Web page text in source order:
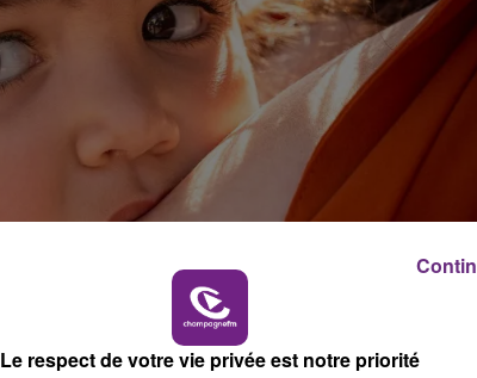
Le respect de votre vie privée est notre priorité